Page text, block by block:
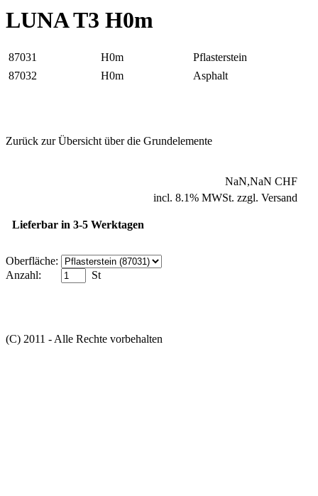
LUNA T3 H0m
87031 H0m
Pflasterstein
87032
H0m Asphalt
Zurück zur Übersicht über die Grundelemente
NaN,NaN CHF
incl. 8.1% MWSt. zzgl. Versand
Lieferbar in 3-5 Werktagen
Oberfläche:
Anzahl:
St
(C) 2011 - Alle Rechte vorbehalten